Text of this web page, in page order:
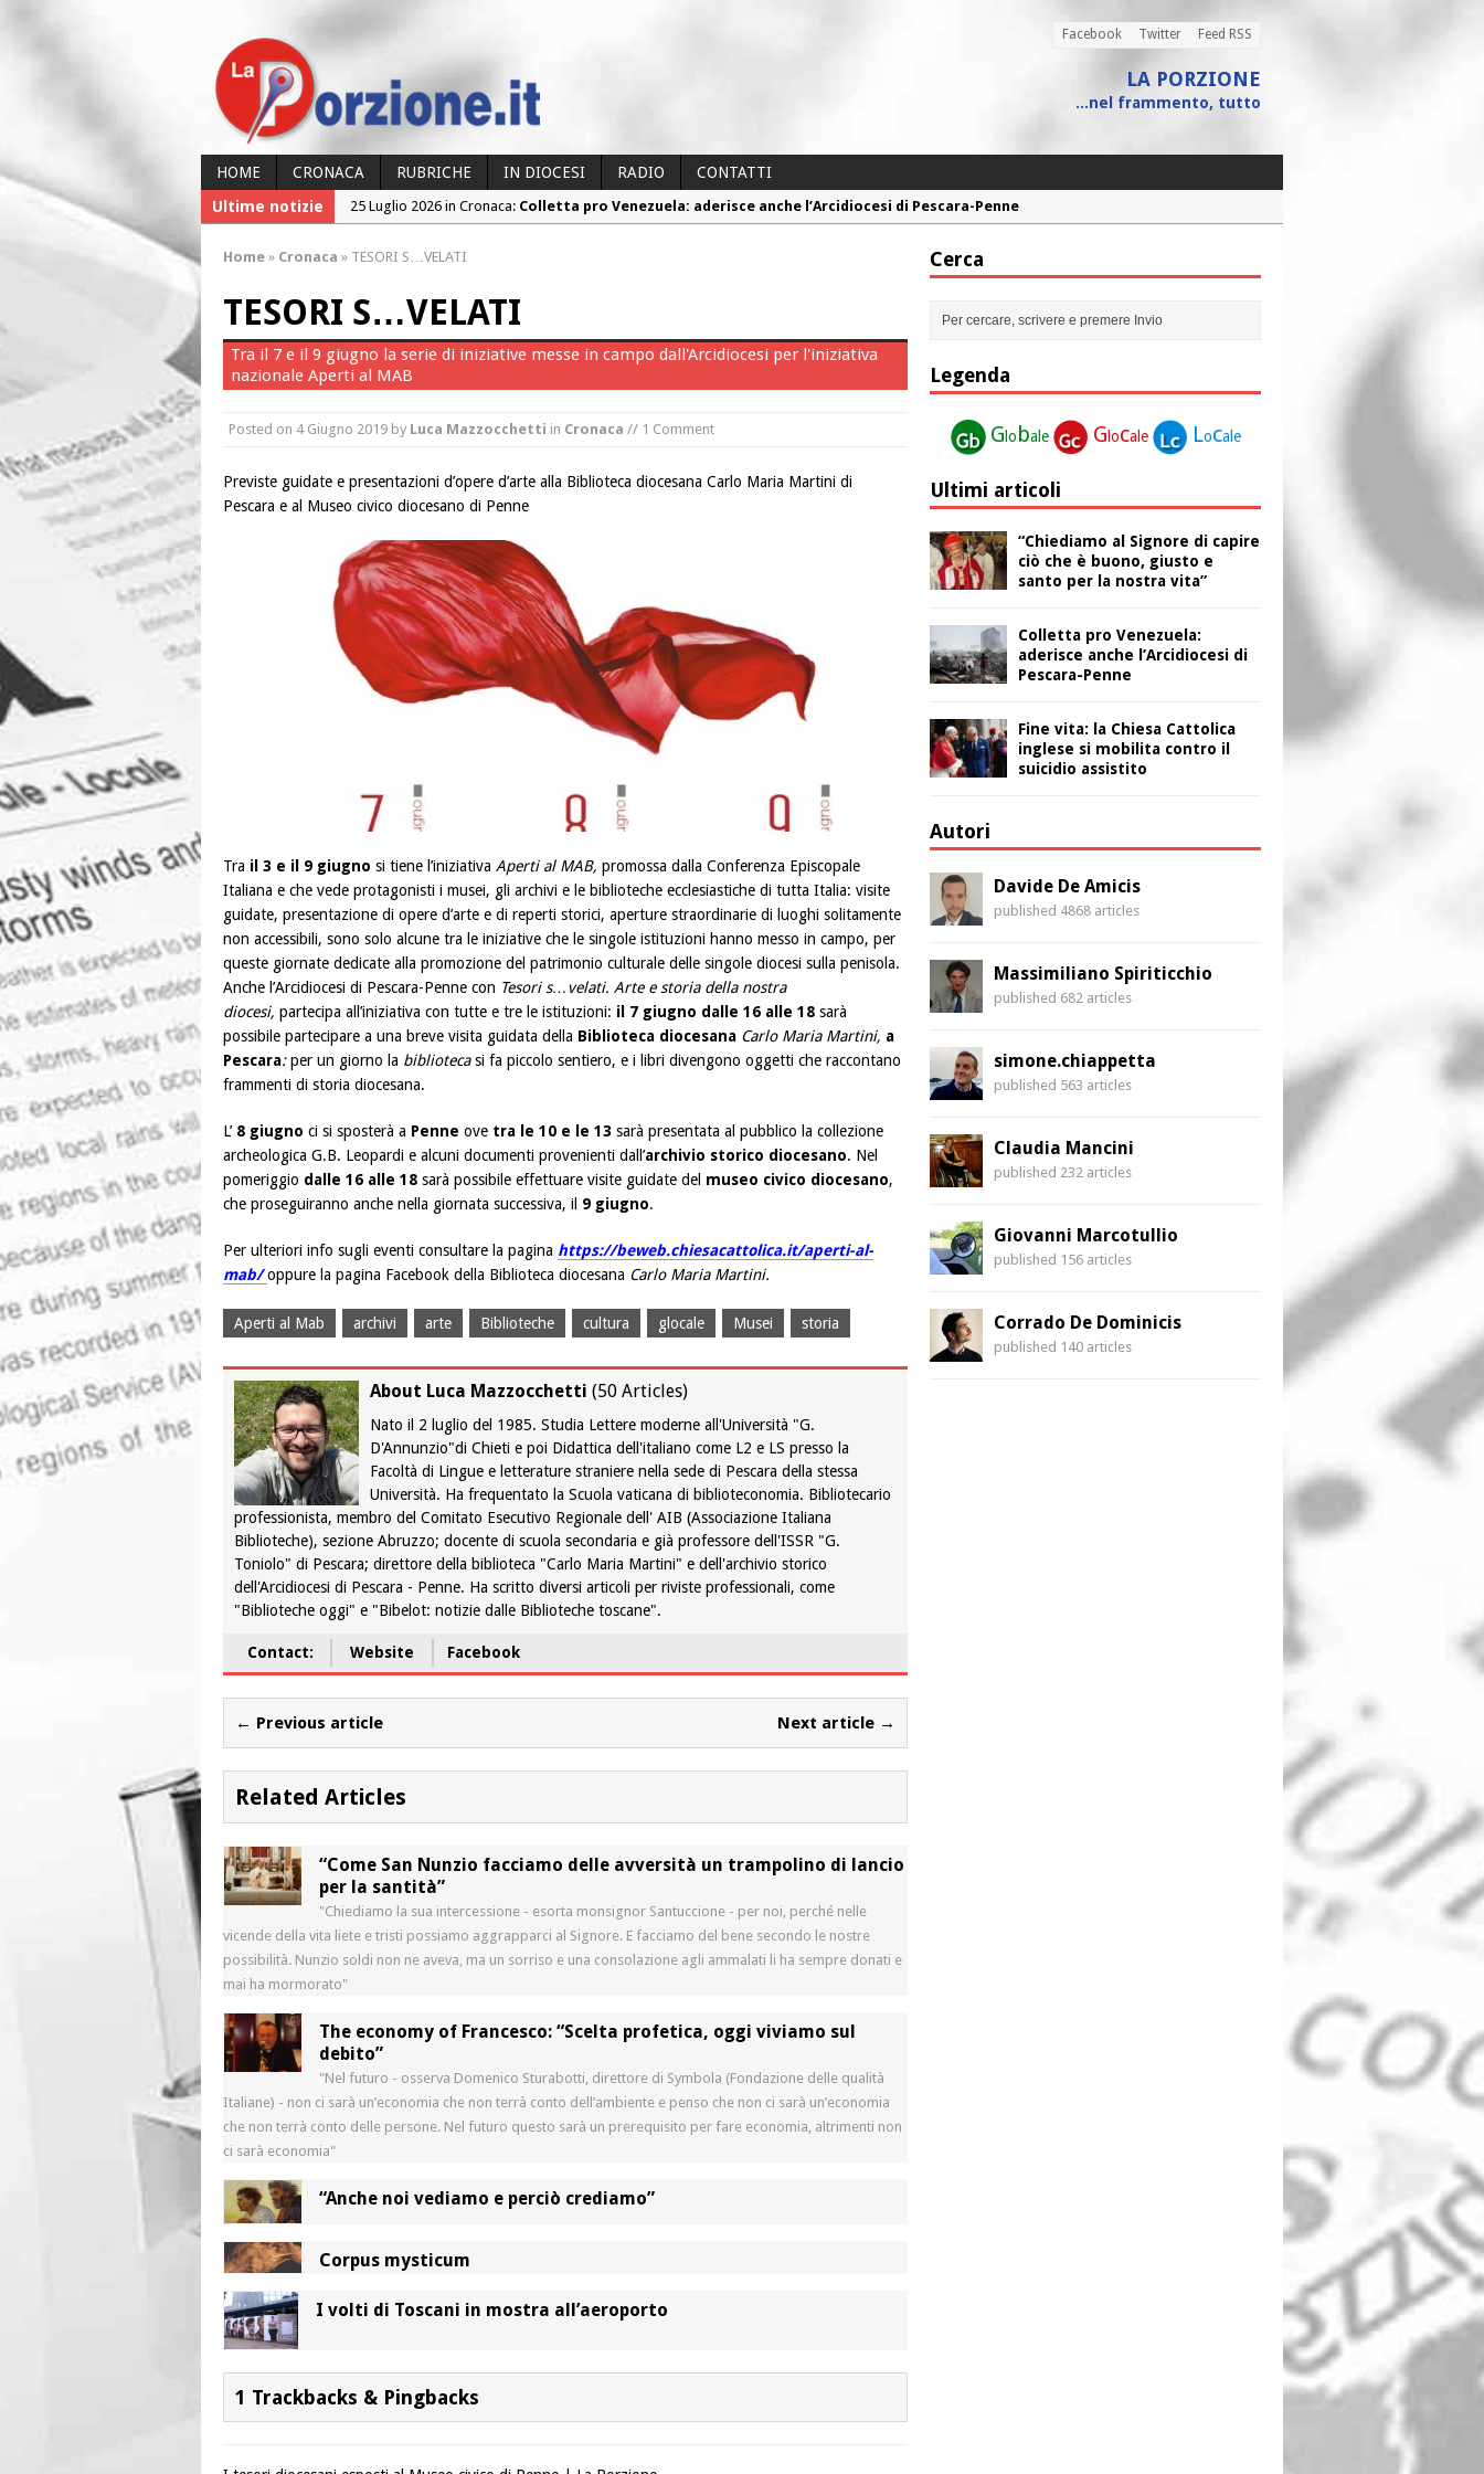
Facebook Twitter Feed RSS
LA PORZIONE
...nel frammento, tutto
HOME CRONACA RUBRICHE IN DIOCESI RADIO
CONTATTI
Ultime notizie
25 Luglio 2026 in Cronaca: Colletta pro Venezuela: aderisce anche l’Arcidiocesi di Pescara-Penne
Torna la festa della Madonnina a Montesilvano: “Tanta la devozione”
23 Luglio 2026 in Cronaca:Torna la festa di Sant’Andrea: “Chiediamogli di legarci al bene”
26 Luglio 2026 in Cronaca:“Chiediamo al Signore di capire ciò che è buono, giusto e santo per la nostra vita”
Home » Cronaca » TESORI S…VELATI
TESORI S…VELATI
Tra il 7 e il 9 giugno la serie di iniziative messe in campo dall'Arcidiocesi per l'iniziativa
nazionale Aperti al MAB
Posted on 4 Giugno 2019 by Luca Mazzocchetti in Cronaca // 1 Comment
Previste guidate e presentazioni d’opere d’arte alla Biblioteca diocesana Carlo Maria Martini di
Pescara e al Museo civico diocesano di Penne
Tra il 3 e il 9 giugno si tiene l’iniziativa Aperti al MAB, promossa dalla Conferenza Episcopale
Italiana e che vede protagonisti i musei, gli archivi e le biblioteche ecclesiastiche di tutta Italia: visite
guidate, presentazione di opere d’arte e di reperti storici, aperture straordinarie di luoghi solitamente
non accessibili, sono solo alcune tra le iniziative che le singole istituzioni hanno messo in campo, per
queste giornate dedicate alla promozione del patrimonio culturale delle singole diocesi sulla penisola.
Anche l’Arcidiocesi di Pescara-Penne con Tesori s…velati. Arte e storia della nostra
diocesi, partecipa all’iniziativa con tutte e tre le istituzioni: il 7 giugno dalle 16 alle 18 sarà
possibile partecipare a una breve visita guidata della Biblioteca diocesana Carlo Maria Martini, a
Pescara:per un giorno la bibliotecasi fa piccolo sentiero, e i libri divengono oggetti che raccontano
frammenti di storia diocesana.
L’ 8 giugno ci si sposterà a Penne ove tra le 10 e le 13 sarà presentata al pubblico la collezione
archeologica G.B. Leopardi e alcuni documenti provenienti dall’archivio storico diocesano. Nel
pomeriggio dalle 16 alle 18 sarà possibile effettuare visite guidate del museo civico diocesano,
che proseguiranno anche nella giornata successiva, il 9 giugno.
Per ulteriori info sugli eventi consultare la pagina https://beweb.chiesacattolica.it/aperti-al-
mab/oppure la pagina Facebook della Biblioteca diocesana Carlo Maria Martini.
Aperti al Mab archivi arte Biblioteche cultura glocale Musei storia
About Luca Mazzocchetti (50 Articles)
Nato il 2 luglio del 1985. Studia Lettere moderne all'Università "G.
D'Annunzio"di Chieti e poi Didattica dell'italiano come L2 e LS presso la
Facoltà di Lingue e letterature straniere nella sede di Pescara della stessa
Università. Ha frequentato la Scuola vaticana di biblioteconomia. Bibliotecario
professionista, membro del Comitato Esecutivo Regionale dell' AIB (Associazione Italiana
Biblioteche), sezione Abruzzo; docente di scuola secondaria e già professore dell'ISSR "G.
Toniolo" di Pescara; direttore della biblioteca "Carlo Maria Martini" e dell'archivio storico
dell'Arcidiocesi di Pescara - Penne. Ha scritto diversi articoli per riviste professionali, come
"Biblioteche oggi" e "Bibelot: notizie dalle Biblioteche toscane".
Contact: Website Facebook
← Previous article Next article →
Related Articles
“Come San Nunzio facciamo delle avversità un trampolino di lancio
per la santità”
"Chiediamo la sua intercessione - esorta monsignor Santuccione - per noi, perché nelle
vicende della vita liete e tristi possiamo aggrapparci al Signore. E facciamo del bene secondo le nostre
possibilità. Nunzio soldi non ne aveva, ma un sorriso e una consolazione agli ammalati li ha sempre donati e
mai ha mormorato"
The economy of Francesco: “Scelta profetica, oggi viviamo sul
debito”
"Nel futuro - osserva Domenico Sturabotti, direttore di Symbola (Fondazione delle qualità
Italiane) - non ci sarà un’economia che non terrà conto dell’ambiente e penso che non ci sarà un’economia
che non terrà conto delle persone. Nel futuro questo sarà un prerequisito per fare economia, altrimenti non
ci sarà economia"
“Anche noi vediamo e perciò crediamo”
Corpus mysticum
I volti di Toscani in mostra all’aeroporto
1 Trackbacks & Pingbacks
Cerca
Legenda
G lobale G locale Locale
Ultimi articoli
“Chiediamo al Signore di capire
ciò che è buono, giusto e
santo per la nostra vita”
Colletta pro Venezuela:
aderisce anche l’Arcidiocesi di
Pescara-Penne
Fine vita: la Chiesa Cattolica
inglese si mobilita contro il
suicidio assistito
Autori
Davide De Amicis
published 4868 articles
Massimiliano Spiriticchio
published 682 articles
simone.chiappetta
published 563 articles
Claudia Mancini
published 232 articles
Giovanni Marcotullio
published 156 articles
Corrado De Dominicis
published 140 articles